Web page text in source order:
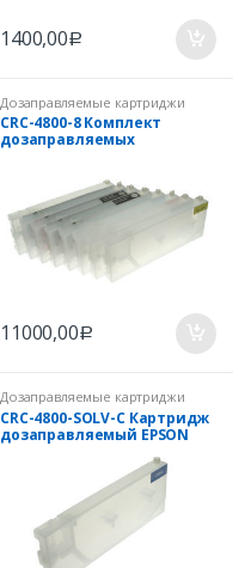
1400,00Р
Дозаправляемые картриджи
CRC-4800-8 Комплект
дозаправляемых
11000,00Р
Дозаправляемые картриджи
CRC-4800-SOLV-C Картридж
дозаправляемый EPSON
чипом Cyan (Голубой)